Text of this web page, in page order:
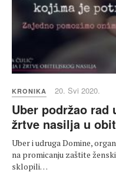
KRONIKA 20. Svi 2020.
Uber podržao rad
žrtve nasilja u
Uber i udruga Domine,
na promicanju zaštite
sklopili…